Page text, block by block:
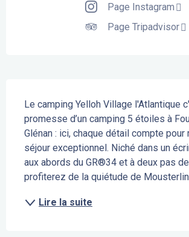
Page Instagram
Page Tripadvisor
Le camping Yelloh Village l'Atlantique
promesse d’un camping 5 étoiles à
Glénan : ici, chaque détail compte pour
séjour exceptionnel. Niché dans un
aux abords du GR®34 et à deux pas de
profiterez de la quiétude de Mousterlin
Lire la suite